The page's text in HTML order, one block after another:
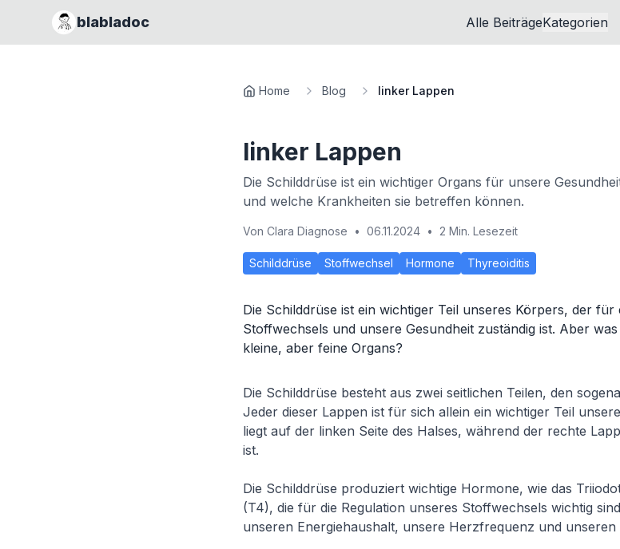
blabladoc Alle BeiträgeKategorien
Home Blog linker Lappen
linker Lappen
Die Schilddrüse ist ein wichtiger Organs für unsere
und welche Krankheiten sie betreffen können.
Von Clara Diagnose • 06.11.2024 • 2 Min. Lesezeit
Schilddrüse Stoffwechsel Hormone Thyreoiditis
Die Schilddrüse ist ein wichtiger Teil unseres Körpers, der für
Stoffwechsels und unsere Gesundheit zuständig ist. Aber
kleine, aber feine Organs?
Die Schilddrüse besteht aus zwei seitlichen Teilen, den
Jeder dieser Lappen ist für sich allein ein wichtiger Teil
liegt auf der linken Seite des Halses, während der rechte
ist.
Die Schilddrüse produziert wichtige Hormone, wie das
(T4), die für die Regulation unseres Stoffwechsels wichtig
unseren Energiehaushalt, unsere Herzfrequenz und